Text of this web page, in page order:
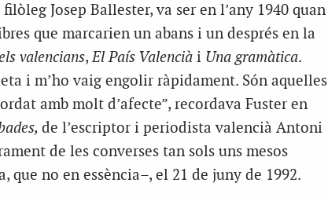
Josep Ballester, va ser en l’any 1940 quan
que marcarien un abans i un després en la
valencians,El País Valenciài Una gramàtica.
i m’ho vaig engolir ràpidament. Són aquelles
amb molt d’afecte”, recordava Fuster en
de l’escriptor i periodista valencià Antoni
de les converses tan sols uns mesos
que no en essència–, el 21 de juny de 1992.